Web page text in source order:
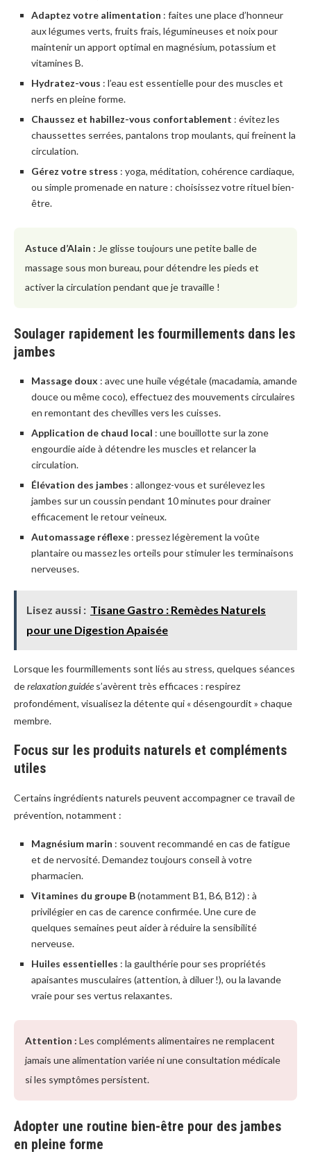
Adaptez votre alimentation : faites une place d’honneur
aux légumes verts, fruits frais, légumineuses et noix pour
maintenir un apport optimal en magnésium, potassium et
vitamines B.
Hydratez-vous : l’eau est essentielle pour des muscles et
nerfs en pleine forme.
Chaussez et habillez-vous confortablement : évitez les
chaussettes serrées, pantalons trop moulants, qui freinent la
circulation.
Gérez votre stress : yoga, méditation, cohérence cardiaque,
ou simple promenade en nature : choisissez votre rituel bien-
être.
Astuce d’Alain : Je glisse toujours une petite balle de
massage sous mon bureau, pour détendre les pieds et
activer la circulation pendant que je travaille !
Soulager rapidement les fourmillements dans les
jambes
Massage doux : avec une huile végétale (macadamia, amande
douce ou même coco), effectuez des mouvements circulaires
en remontant des chevilles vers les cuisses.
Application de chaud local : une bouillotte sur la zone
engourdie aide à détendre les muscles et relancer la
circulation.
Élévation des jambes : allongez-vous et surélevez les
jambes sur un coussin pendant 10 minutes pour drainer
efficacement le retour veineux.
Automassage réflexe : pressez légèrement la voûte
plantaire ou massez les orteils pour stimuler les terminaisons
nerveuses.
Lisez aussi : Tisane Gastro : Remèdes Naturels
pour une Digestion Apaisée
Lorsque les fourmillements sont liés au stress, quelques séances
derelaxation guidée s’avèrent très efficaces : respirez
profondément, visualisez la détente qui « désengourdit » chaque
membre.
Focus sur les produits naturels et compléments
utiles
Certains ingrédients naturels peuvent accompagner ce travail de
prévention, notamment :
Magnésium marin : souvent recommandé en cas de fatigue
et de nervosité. Demandez toujours conseil à votre
pharmacien.
Vitamines du groupe B(notamment B1, B6, B12) : à
privilégier en cas de carence confirmée. Une cure de
quelques semaines peut aider à réduire la sensibilité
nerveuse.
Huiles essentielles : la gaulthérie pour ses propriétés
apaisantes musculaires (attention, à diluer !), ou la lavande
vraie pour ses vertus relaxantes.
Attention : Les compléments alimentaires ne remplacent
jamais une alimentation variée ni une consultation médicale
si les symptômes persistent.
Adopter une routine bien-être pour des jambes
en pleine forme